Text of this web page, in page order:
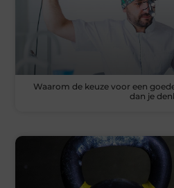
Waarom de keuze voor een
dan je